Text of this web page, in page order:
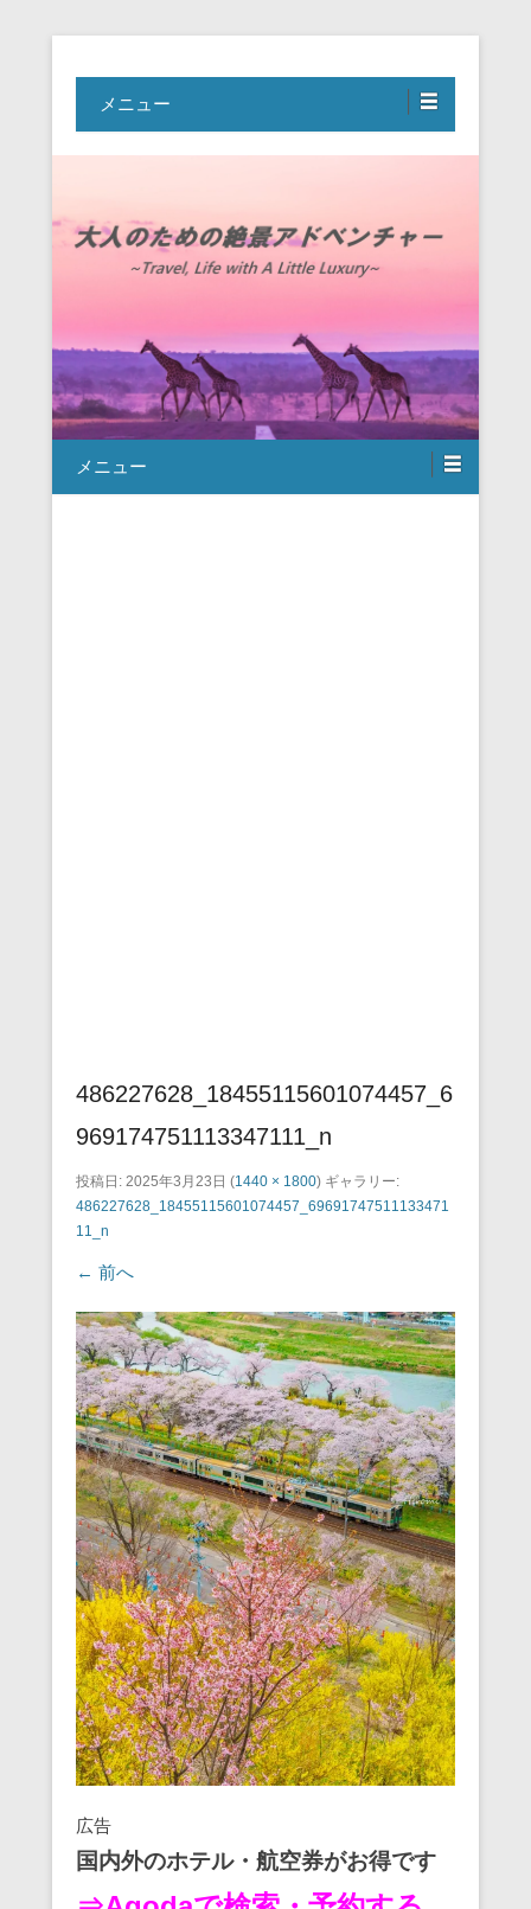
大人のための絶景アドベンチャー
メニュー
メニュー
486227628_18455115601074457_6
969174751113347111_n
投稿日: 2025年3月23日 (1440 × 1800) ギャラリー:
486227628_18455115601074457_69691747511133471
11_n
← 前へ
広告
国内外のホテル・航空券がお得です